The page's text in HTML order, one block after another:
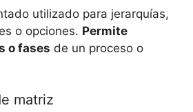
utilizado para jerarquías,
o opciones. Permite
o fases de un proceso o
matriz